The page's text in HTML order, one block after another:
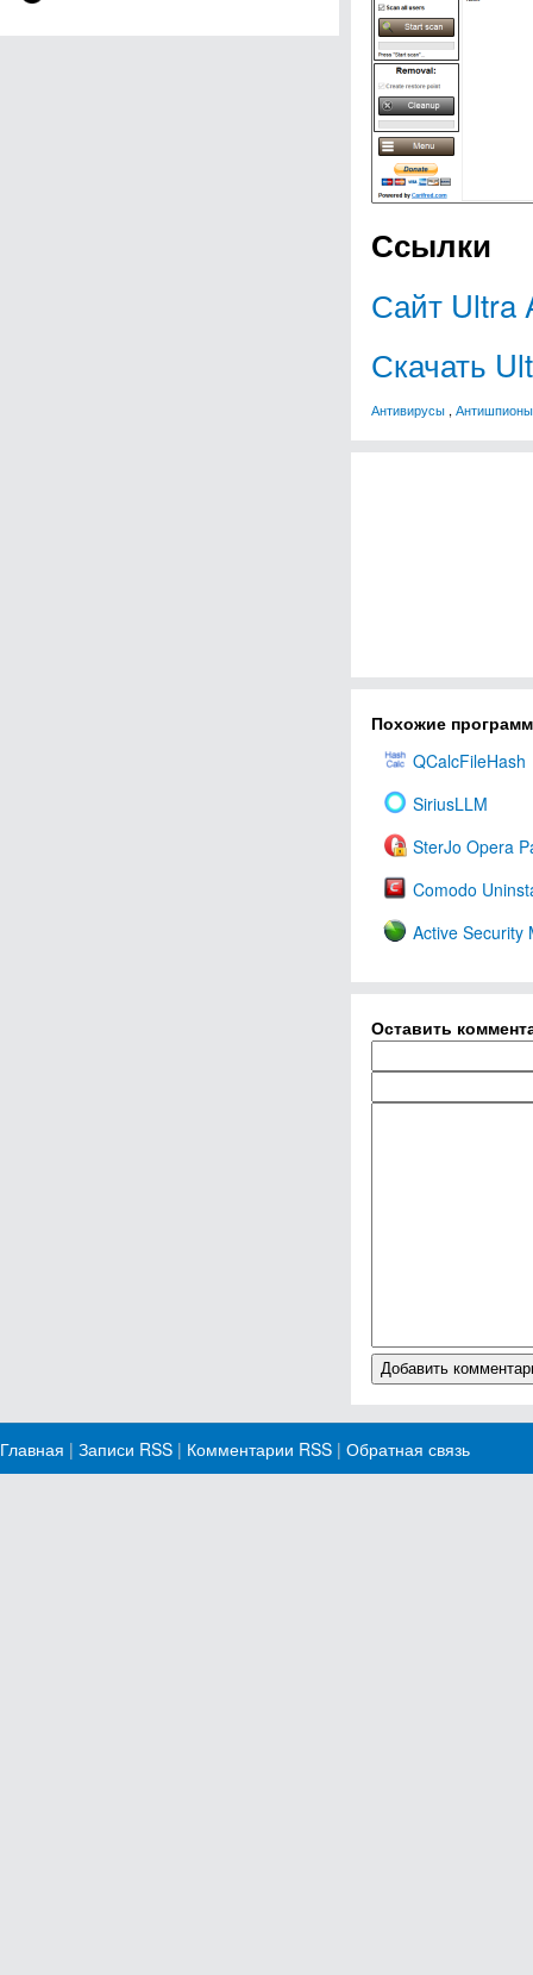
Ссылки
Сайт Ultra
Скачать
Антивирусы , Антишпионы
Похожие
QCalcFileHash
SiriusLLM
SterJo Opera
Comodo
Active Security
Оставить
Главная | Записи RSS | Комментарии RSS | Обратная связь